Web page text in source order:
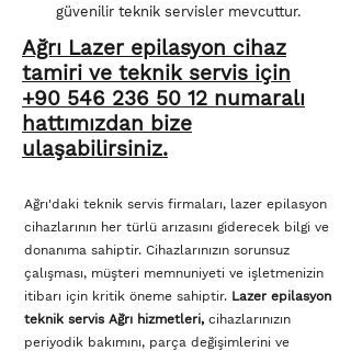
güvenilir teknik servisler mevcuttur.
Ağrı Lazer epilasyon cihaz
tamiri ve teknik servis için
+90 546 236 50 12 numaralı
hattımızdan bize
ulaşabilirsiniz.
Ağrı'daki teknik servis firmaları, lazer epilasyon
cihazlarının her türlü arızasını giderecek bilgi ve
donanıma sahiptir. Cihazlarınızın sorunsuz
çalışması, müşteri memnuniyeti ve işletmenizin
itibarı için kritik öneme sahiptir. Lazer epilasyon
teknik servis Ağrı hizmetleri, cihazlarınızın
periyodik bakımını, parça değişimlerini ve